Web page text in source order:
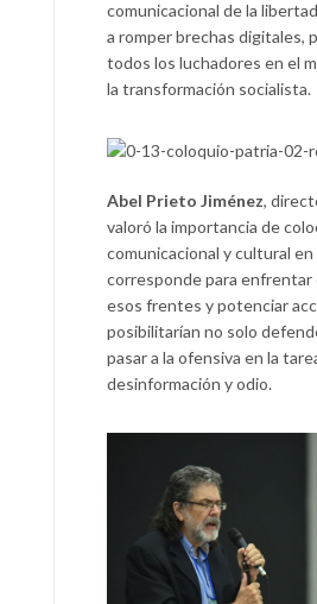
comunicacional de la
a romper brechas digitales,
todos los luchadores en el
la transformación socialista.
Abel Prieto Jiménez,
valoró la importancia de
comunicacional y cultural
corresponde para enfrentar
esos frentes y potenciar
posibilitarían no solo
pasar a la ofensiva en la
desinformación y odio.